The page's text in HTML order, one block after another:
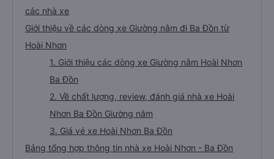
các nhà xe
Giới thiệu về các dòng xe Giường nằm đi Ba Đồn từ
Hoài Nhơn
1. Giới thiệu các dòng xe Giường nằm Hoài Nhơn
Ba Đồn
2. Về chất lượng, review, đánh giá nhà xe Hoài
Nhơn Ba Đồn Giường nằm
3. Giá vé xe Hoài Nhơn Ba Đồn
Bảng tổng hợp thông tin nhà xe Hoài Nhơn - Ba Đồn